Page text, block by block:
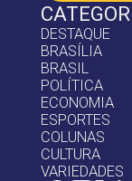
DESTAQUE
BRASÍLIA
BRASIL
POLÍTICA
ECONOMIA
ESPORTES
COLUNAS
CULTURA
VARIEDADES